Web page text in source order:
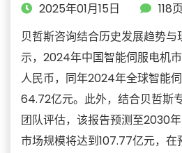
2025年01月15日
118页
贝哲斯咨询结合历史发展趋势
示，2024年中国智能伺服电机
人民币，同年2024年全球智能
64.72亿元。此外，结合贝哲斯
团队评估，该报告预测至2030
市场规模将达到107.77亿元，